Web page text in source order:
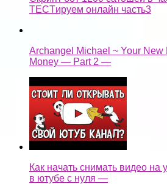
TECTируем онлайн часть3
Archangel Michael ~ Your New
Money — Part 2 —
Как начать снимать видео на
в ютубе с нуля —